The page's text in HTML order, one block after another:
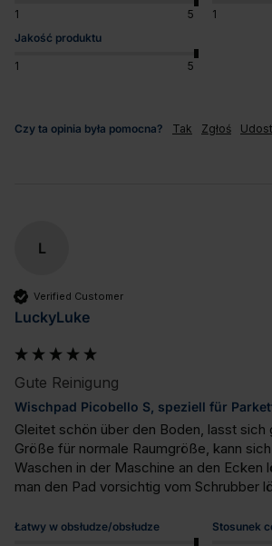
1 5 1
Jakość produktu
1 5
Czy ta opinia była pomocna? Tak Zgłoś
L
Verified Customer
LuckyLuke
Gute Reinigung
Wischpad Picobello S, speziell für
Gleitet schön über den Boden, lasst sich
Größe für normale Raumgröße, kann
Waschen in der Maschine an den Ecken
man den Pad vorsichtig vom Schrubber
Łatwy w obsłudze/obsłudze Stosunek